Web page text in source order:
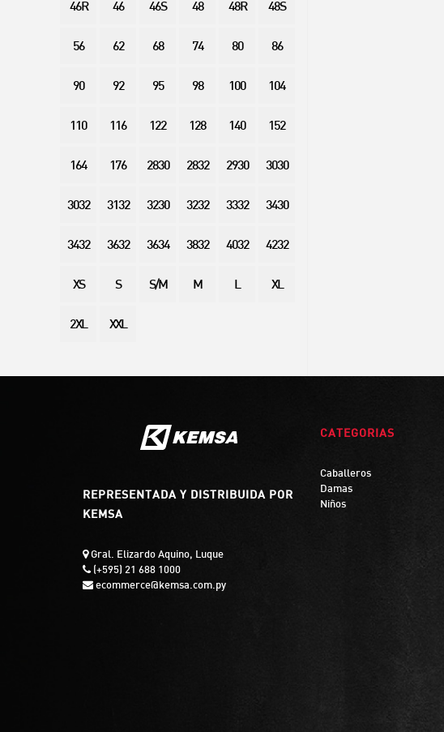
46R 46 46S 48 48R 48S
56 62 68 74 80 86
90 92 95 98 100 104
110 116 122 128 140 152
164 176 2830 2832 2930 3030
3032 3132 3230 3232 3332 3430
3432 3632 3634 3832 4032 4232
XS S S/M M L XL
2XL XXL
REPRESENTADA Y DISTRIBUIDA POR
KEMSA
Gral. Elizardo Aquino, Luque
(+595) 21 688 1000
ecommerce@kemsa.com.py
CATEGORIAS
Caballeros
Damas
Niños